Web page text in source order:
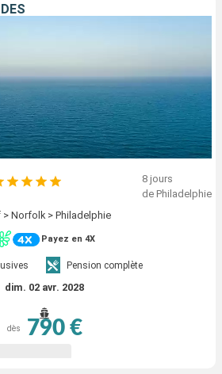
8 jours
de Philadelphie
Norfolk > Philadelphie
Payez en 4X
Pension complète
dim. 02 avr. 2028
dès 790 €